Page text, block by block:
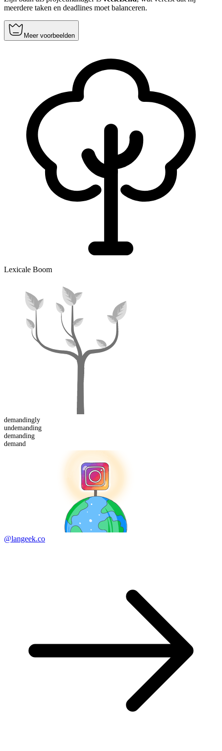
meerdere taken en deadlines moet balanceren.
Meer voorbeelden
Lexicale Boom
demandingly
undemanding
demanding
demand
@langeek.co